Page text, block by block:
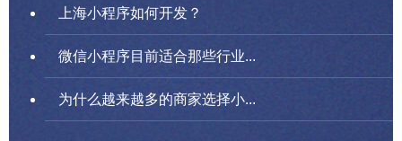
上海小程序如何开发？
微信小程序目前适合那些行业...
为什么越来越多的商家选择小...